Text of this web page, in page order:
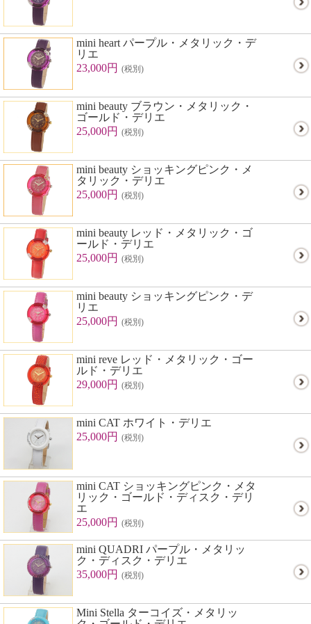
mini heart パープル・メタリック・デ
リエ
23,000円 (税別)
mini beauty ブラウン・メタリック・
ゴールド・デリエ
25,000円 (税別)
mini beauty ショッキングピンク・メ
タリック・デリエ
25,000円 (税別)
mini beauty レッド・メタリック・ゴ
ールド・デリエ
25,000円 (税別)
mini beauty ショッキングピンク・デ
リエ
25,000円 (税別)
mini reve レッド・メタリック・ゴー
ルド・デリエ
29,000円 (税別)
mini CAT ホワイト・デリエ
25,000円 (税別)
mini CAT ショッキングピンク・メタ
リック・ゴールド・ディスク・デリ
エ
25,000円 (税別)
mini QUADRI パープル・メタリッ
ク・ディスク・デリエ
35,000円 (税別)
Mini Stella ターコイズ・メタリッ